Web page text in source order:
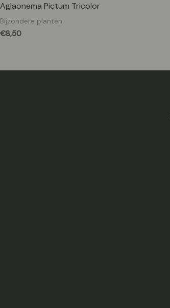
Aglaonema Pictum Tricolor
Bijzondere planten
€8,50